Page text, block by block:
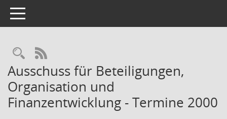
Toggle navigation
Rechercheauswahl
RSS-Feed
Ausschuss für Beteiligungen,
Organisation und
Finanzentwicklung - Termine 2000